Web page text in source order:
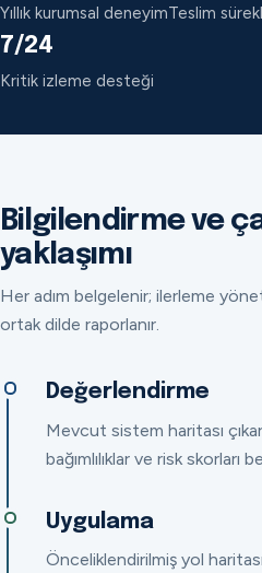
Yıllık kurumsal deneyimTeslim
7/24
Kritik izleme desteği
Bilgilendirme ve
yaklaşımı
Her adım belgelenir; ilerleme
ortak dilde raporlanır.
Değerlendirme
Mevcut sistem haritası
bağımlılıklar ve risk skorları
Uygulama
Önceliklendirilmiş yol